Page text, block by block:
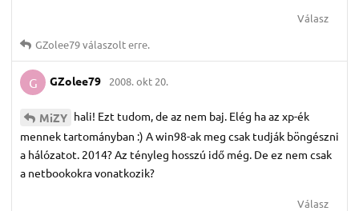
Válasz
GZolee79válaszolt erre.
G GZolee79 2008. okt 20.
MiZY hali! Ezt tudom, de az nem baj. Elég ha az xp-ék
mennek tartományban :) A win98-ak meg csak tudják böngészni
a hálózatot. 2014? Az tényleg hosszú idő még. De ez nem csak
a netbookokra vonatkozik?
Válasz